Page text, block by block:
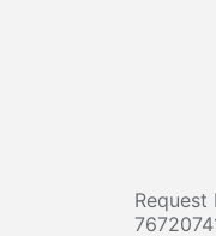
Request